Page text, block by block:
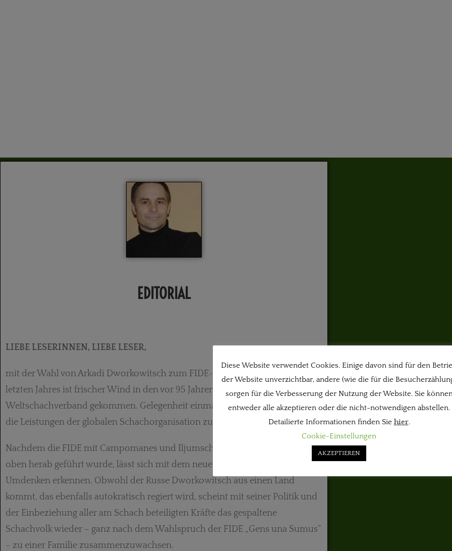
EDITORIAL
LIEBE LESERINNEN, LIEBE LESER,
mit der Wahl von Arkadi Dworkowitsch zum FIDE-Präsidenten im Oktober
letzten Jahres ist frischer Wind in den vor 95 Jahren in Paris gegründeten
Weltschachverband gekommen. Gelegenheit einmal auf die Geschichte und
die Leistungen der globalen Schachorganisation zurückzublicken.
Nachdem die FIDE mit Campomanes und Iljumschinow 36 Jahre lang von
oben herab geführt wurde, lässt sich mit dem neuen Präsidenten ein
Umdenken erkennen. Obwohl der Russe Dworkowitsch aus einen Land
kommt, das ebenfalls auto­kratisch regiert wird, scheint mit seiner Politik und
der Einbeziehung aller am Schach beteiligten Kräfte das gespaltene
Schachvolk wieder – ganz nach dem Wahlspruch der FIDE „Gens una Sumus“
– zu einer Familie zusammenzuwachsen.
Diese Website verwendet Cookies. Einige davon sind für den
der Website unverzichtbar, andere (wie die für die
sorgen für die Verbesserung der Nutzung der Website. Sie
entweder alle akzeptieren oder die nicht-notwendigen abstellen.
Detailierte Informationen finden Sie hier.
Cookie-Einstellungen
AKZEPTIEREN